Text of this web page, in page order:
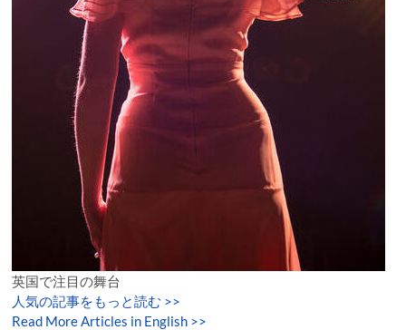
英国で注目の舞台
人気の記事をもっと読む >>
Read More Articles in English >>